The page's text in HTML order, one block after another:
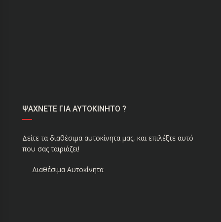
ΨΑΧΝΕΤΕ ΓΙΑ ΑΥΤΟΚΙΝΗΤΟ ?
Δείτε τα διαθέσιμα αυτοκίνητα μας, και επιλέξτε αυτό
που σας ταιριάζει!
Διαθέσιμα Αυτοκίνητα